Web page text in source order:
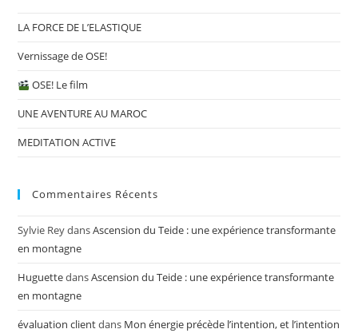
LA FORCE DE L’ELASTIQUE
Vernissage de OSE!
OSE! Le film
UNE AVENTURE AU MAROC
MEDITATION ACTIVE
Commentaires Récents
Sylvie ReydansAscension du Teide : une expérience transformante
en montagne
HuguettedansAscension du Teide : une expérience transformante
en montagne
évaluation clientdans Mon énergie précède l’intention, et l’intention